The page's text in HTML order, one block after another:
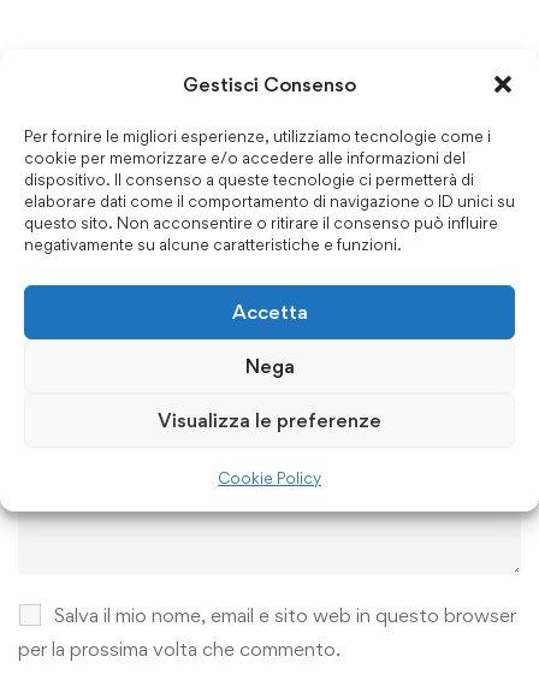
Gestisci Consenso
Per fornire le migliori esperienze, utilizziamo tecnologie come i
cookie per memorizzare e/o accedere alle informazioni del
dispositivo. Il consenso a queste tecnologie ci permetterà di
elaborare dati come il comportamento di navigazione o ID unici su
questo sito. Non acconsentire o ritirare il consenso può influire
negativamente su alcune caratteristiche e funzioni.
Accetta
Nega
Visualizza le preferenze
Cookie Policy
Leave your thought here
Il tuo indirizzo email non sarà pubblicato. I campi
obbligatori sono contrassegnati*
Salva il mio nome, email e sito web in questo browser
per la prossima volta che commento.